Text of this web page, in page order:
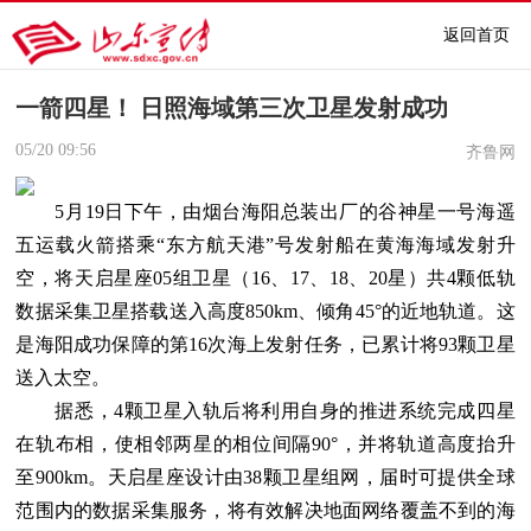
返回首页
一箭四星！ 日照海域第三次卫星发射成功
05/20 09:56 齐鲁网
5月19日下午，由烟台海阳总装出厂的谷神星一号海遥
五运载火箭搭乘“东方航天港”号发射船在黄海海域发射升
空，将天启星座05组卫星（16、17、18、20星）共4颗低轨
数据采集卫星搭载送入高度850km、倾角45°的近地轨道。这
是海阳成功保障的第16次海上发射任务，已累计将93颗卫星
送入太空。
据悉，4颗卫星入轨后将利用自身的推进系统完成四星
在轨布相，使相邻两星的相位间隔90°，并将轨道高度抬升
至900km。天启星座设计由38颗卫星组网，届时可提供全球
范围内的数据采集服务，将有效解决地面网络覆盖不到的海